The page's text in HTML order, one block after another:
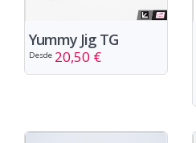
Yummy Jig TG
Desde 20,50 €